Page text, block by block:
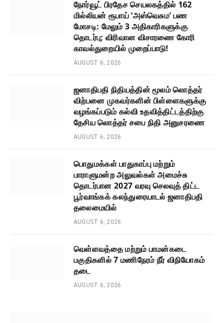
நோர்வூட் பிரதேச செயலகத்தில் 162
மில்லியன் ரூபாய் ‘அஸ்வெசும’ பண
மோசடி: மேலும் 3 அதிகாரிகளுக்கு
தொடர்பு; விரிவான விசாரணை கோரி
காவல்துறையில் முறைப்பாடு!
AUGUST 6, 2026
ஜனாதிபதி நிதியத்தின் மூலம் லொத்தர்
விற்பனை முகவர்களின் பிள்ளைகளுக்கு
வழங்கப்படும் கல்வி உதவித்திட்டத்திற்கு
தேசிய லொத்தர் சபை நிதி அனுசரணை
AUGUST 6, 2026
பொதுமக்கள் பாதுகாப்பு மற்றும்
பாராளுமன்ற அலுவல்கள் அமைச்சு
தொடர்பான 2027 வரவு செலவுத் திட்ட
பூர்வாங்கக் கலந்துரையாடல் ஜனாதிபதி
தலைமையில்
AUGUST 6, 2026
வெள்ளவத்தை மற்றும் பாமன்கடை
பகுதிகளில் 7 மணிநேரம் நீர் விநியோகம்
தடை
AUGUST 6, 2026